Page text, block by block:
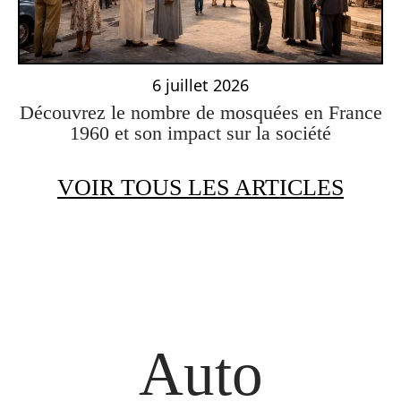
6 juillet 2026
Découvrez le nombre de mosquées en France
1960 et son impact sur la société
VOIR TOUS LES ARTICLES
Auto